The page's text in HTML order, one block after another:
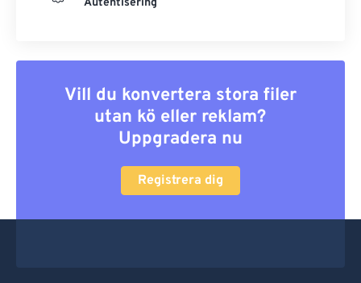
Autentisering
Vill du konvertera stora filer
utan kö eller reklam?
Uppgradera nu
Registrera dig